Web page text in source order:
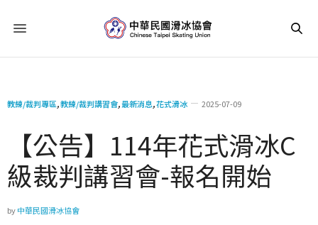
教練/裁判專區,教練/裁判講習會,最新消息,花式滑冰 2025-07-09
【公告】114年花式滑冰C
級裁判講習會-報名開始
by中華民國滑冰協會